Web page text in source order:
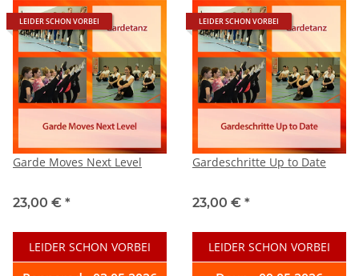
LEIDER SCHON VORBEI
Garde Moves Next Level
23,00 € *
LEIDER SCHON VORBEI
LEIDER SCHON VORBEI
Gardeschritte Up to Date
23,00 € *
LEIDER SCHON VORBEI